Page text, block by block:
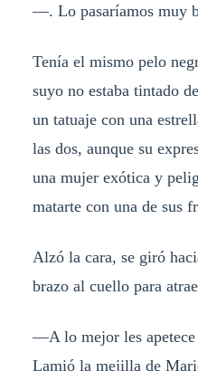
—. Lo pasaríamos muy
Tenía el mismo pelo
suyo no estaba tintado
un tatuaje con una
las dos, aunque su
una mujer exótica y
matarte con una de sus
Alzó la cara, se giró
brazo al cuello para
—A lo mejor les
Lamió la mejilla de